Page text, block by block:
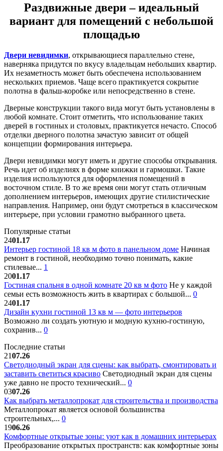
Раздвижные двери – идеальный
вариант для помещений с небольшой
площадью
Двери невидимки, открывающиеся параллельно стене,
наверняка придутся по вкусу владельцам небольших квартир.
Их незаметность может быть обеспечена использованием
нескольких приемов. Чаще всего практикуется сокрытие
полотна в фальш-коробке или непосредственно в стене.
Дверные конструкции такого вида могут быть установлены в
любой комнате. Стоит отметить, что использование таких
дверей в гостиных и столовых, практикуется нечасто. Способ
отделки дверного полотна зачастую зависит от общей
концепции формирования интерьера.
Двери невидимки могут иметь и другие способы открывания.
Речь идет об изделиях в форме книжки и гармошки. Такие
изделия используются для оформления помещений в
восточном стиле. В то же время они могут стать отличным
дополнением интерьеров, имеющих другие стилистические
направления. Например, они будут смотреться в классическом
интерьере, при условии грамотно выбранного цвета.
Популярные статьи
2401.17
Интерьер гостиной 18 кв м фото в панельном доме Начиная
ремонт в гостиной, необходимо точно понимать, какие
стилевые... 1
2001.17
Гостиная спальня в одной комнате 20 кв м фото Не у каждой
семьи есть возможность жить в квартирах с большой... 0
2401.17
Дизайн кухни гостиной 13 кв м — фото интерьеров
Возможно ли создать уютную и модную кухню-гостиную,
сохранив... 0
Последние статьи
2107.26
Светодиодный экран для сцены: как выбрать, смонтировать и
заставить светиться красиво Светодиодный экран для сцены
уже давно не просто технический... 0
0307.26
Как выбрать металлопрокат для строительства и производства
Металлопрокат является основой большинства
строительных,... 0
1906.26
Комфортные открытые зоны: уют как в домашних интерьерах
Преобразование открытых пространств: как комфортные зоны